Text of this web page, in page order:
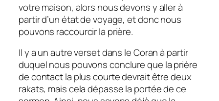
votre maison, alors nous devons y aller à
partir d’un état de voyage, et donc nous
pouvons raccourcir la prière.
Il y a un autre verset dans le Coran à partir
duquel nous pouvons conclure que la prière
de contact la plus courte devrait être deux
rakats, mais cela dépasse la portée de ce